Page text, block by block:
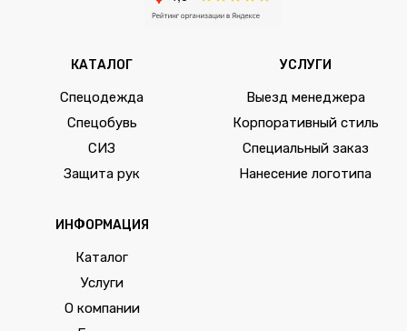
КАТАЛОГ
Спецодежда
Спецобувь
СИЗ
Защита рук
УСЛУГИ
Выезд менеджера
Корпоративный стиль
Специальный заказ
Нанесение логотипа
ИНФОРМАЦИЯ
Каталог
Услуги
О компании